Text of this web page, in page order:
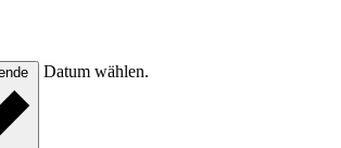
Datum wählen.